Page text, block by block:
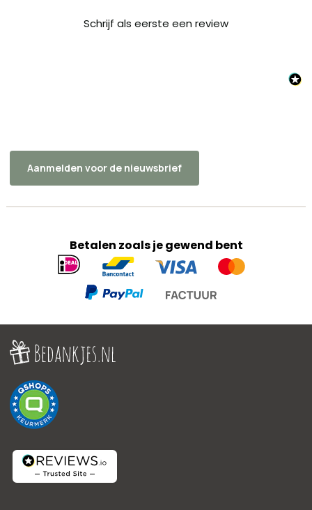
Schrijf als eerste een review
Betalen zoals je gewend bent
Geaccepteerde
betaalmethoden
Aanmelden voor de nieuwsbrief